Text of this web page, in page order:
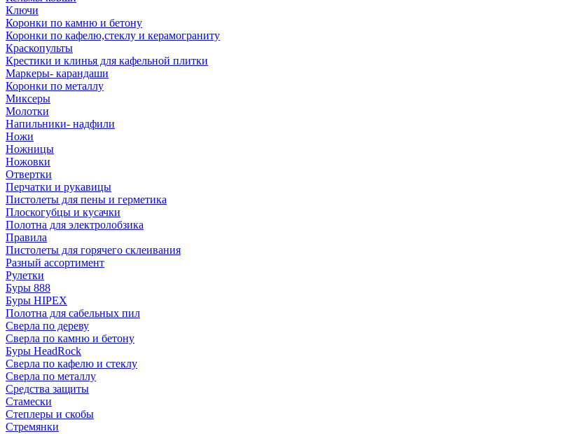
Ключи
Коронки по камню и бетону
Коронки по кафелю,стеклу и керамограниту
Краскопульты
Крестики и клинья для кафельной плитки
Маркеры- карандаши
Коронки по металлу
Миксеры
Молотки
Напильники- надфили
Ножи
Ножницы
Ножовки
Отвертки
Перчатки и рукавицы
Пистолеты для пены и герметика
Плоскогубцы и кусачки
Полотна для электролобзика
Правила
Пистолеты для горячего склеивания
Разный ассортимент
Рулетки
Буры 888
Буры HIPEX
Полотна для сабельных пил
Сверла по дереву
Сверла по камню и бетону
Буры HeadRock
Сверла по кафелю и стеклу
Сверла по металлу
Средства защиты
Стамески
Степлеры и скобы
Стремянки